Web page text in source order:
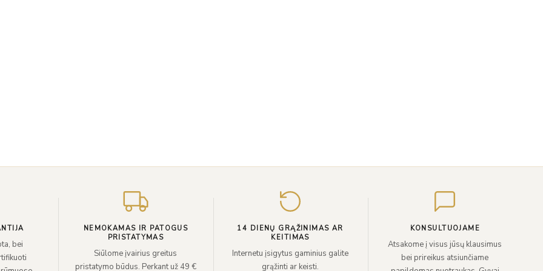
bei
NEMOKAMAS IR PATOGUS
PRISTATYMAS
Siūlome įvairius greitus
pristatymo būdus. Perkant už 49 €
14 DIENŲ GRĄŽINIMAS AR
KEITIMAS
Internetu įsigytus gaminius galite
grąžinti ar keisti.
KONSULTUOJAME
Atsakome į visus jūsų klausimus
bei prireikus atsiunčiame